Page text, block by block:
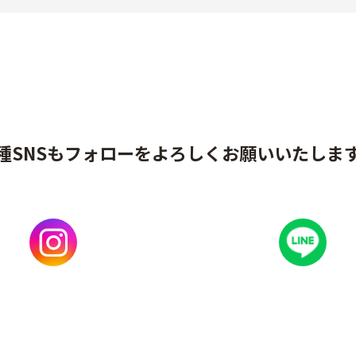
SNSもフォローをよろしくお願いいたしま